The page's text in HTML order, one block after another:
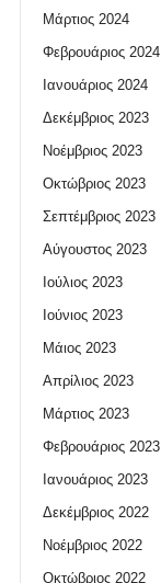
Μάρτιος 2024
Φεβρουάριος 2024
Ιανουάριος 2024
Δεκέμβριος 2023
Νοέμβριος 2023
Οκτώβριος 2023
Σεπτέμβριος 2023
Αύγουστος 2023
Ιούλιος 2023
Ιούνιος 2023
Μάιος 2023
Απρίλιος 2023
Μάρτιος 2023
Φεβρουάριος 2023
Ιανουάριος 2023
Δεκέμβριος 2022
Νοέμβριος 2022
Οκτώβριος 2022